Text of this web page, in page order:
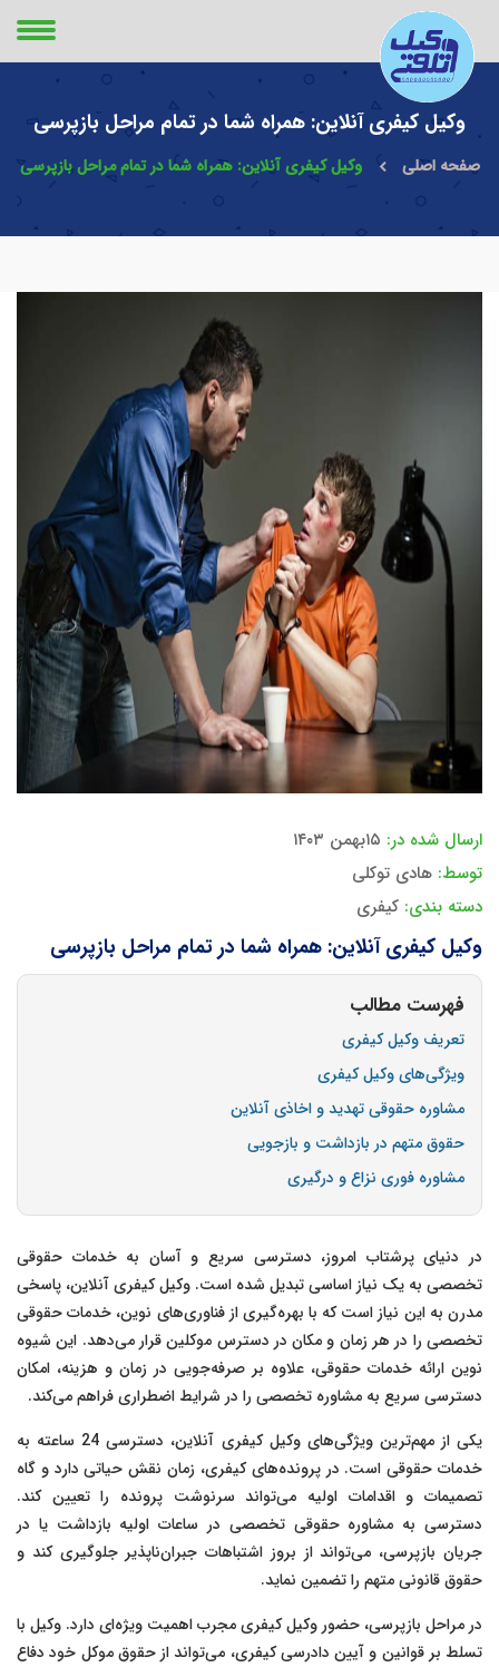
وکیل کیفری آنلاین: همراه شما در تمام مراحل بازپرسی
صفحه اصلی وکیل کیفری آنلاین: همراه شما در تمام مراحل بازپرسی
ارسال شده در: ۱۵بهمن ۱۴۰۳
توسط: هادی توکلی
دسته بندی: کیفری
وکیل کیفری آنلاین: همراه شما در تمام مراحل بازپرسی
فهرست مطالب
تعریف وکیل کیفری
ویژگی‌های وکیل کیفری
مشاوره حقوقی تهدید و اخاذی آنلاین
حقوق متهم در بازداشت و بازجویی
مشاوره فوری نزاع و درگیری
در دنیای پرشتاب امروز، دسترسی سریع و آسان به خدمات حقوقی
تخصصی به یک نیاز اساسی تبدیل شده است. وکیل کیفری آنلاین، پاسخی
مدرن به این نیاز است که با بهره‌گیری از فناوری‌های نوین، خدمات حقوقی
تخصصی را در هر زمان و مکان در دسترس موکلین قرار می‌دهد. این شیوه
نوین ارائه خدمات حقوقی، علاوه بر صرفه‌جویی در زمان و هزینه، امکان
دسترسی سریع به مشاوره تخصصی را در شرایط اضطراری فراهم می‌کند.
یکی از مهم‌ترین ویژگی‌های وکیل کیفری آنلاین، دسترسی 24 ساعته به
خدمات حقوقی است. در پرونده‌های کیفری، زمان نقش حیاتی دارد و گاه
تصمیمات و اقدامات اولیه می‌تواند سرنوشت پرونده را تعیین کند.
دسترسی به مشاوره حقوقی تخصصی در ساعات اولیه بازداشت یا در
جریان بازپرسی، می‌تواند از بروز اشتباهات جبران‌ناپذیر جلوگیری کند و
حقوق قانونی متهم را تضمین نماید.
در مراحل بازپرسی، حضور وکیل کیفری مجرب اهمیت ویژه‌ای دارد. وکیل با
تسلط بر قوانین و آیین دادرسی کیفری، می‌تواند از حقوق موکل خود دفاع